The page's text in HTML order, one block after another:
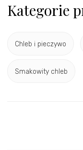
Kategorie
Chleb i pieczywo
Smakowity chleb